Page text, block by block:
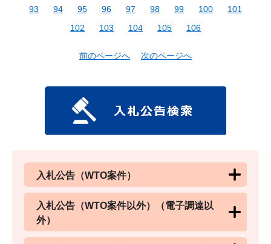
93
94 95 96 97 98 99 100
101
102
103 104 105 106
前のページへ 次のページへ
入札公告（WTO案件）
入札公告（WTO案件以外）（電子調達以
外）